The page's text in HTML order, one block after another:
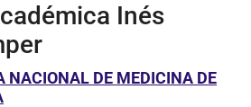
Inés
NACIONAL DE MEDICINA DE